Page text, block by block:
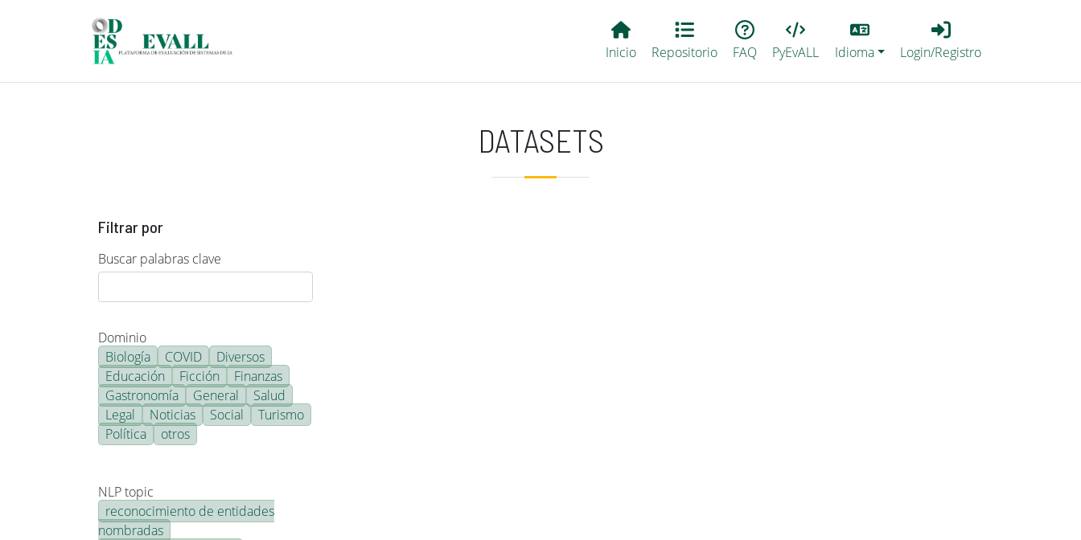
Main EvALL
Inicio Repositorio FAQ PyEvALL
Lang
Idioma
Login_Registro
Login/Registro
DATASETS
Filtrar por
Buscar palabras clave
Dominio
Biología
COVID
Diversos
Educación
Ficción
Finanzas
Gastronomía
General
Salud
Legal
Noticias Social
Turismo
Política
otros
NLP topic
reconocimiento de entidades
nombradas